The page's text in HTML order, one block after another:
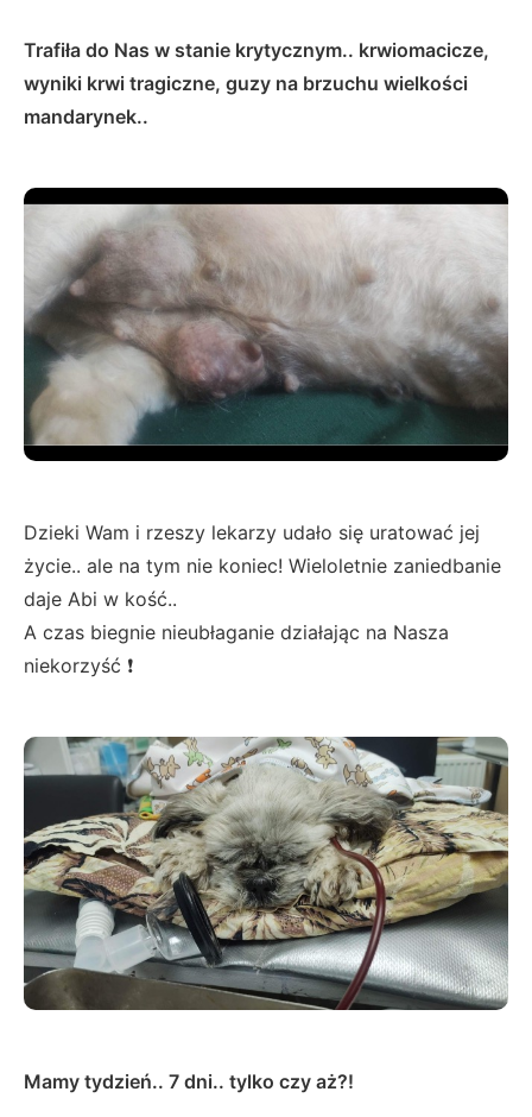
Trafiła do Nas w stanie krytycznym.. krwiomacicze,
wyniki krwi tragiczne, guzy na brzuchu wielkości
mandarynek..
Dzieki Wam i rzeszy lekarzy udało się uratować jej
życie.. ale na tym nie koniec! Wieloletnie zaniedbanie
daje Abi w kość..
A czas biegnie nieubłaganie działając na Nasza
niekorzyść ❗️
Mamy tydzień.. 7 dni.. tylko czy aż?!